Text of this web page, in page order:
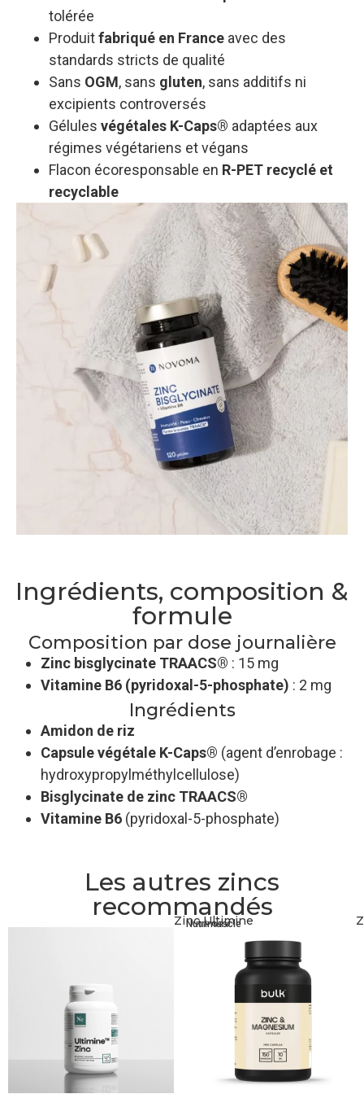
tolérée
Produitfabriqué en France avec des
standards stricts de qualité
Sans OGM, sans gluten, sans additifs ni
excipients controversés
Gélules végétales K-Caps® adaptées aux
régimes végétariens et végans
Flacon écoresponsable en R-PET recyclé et
recyclable
Ingrédients, composition &
formule
Composition par dose journalière
Zinc bisglycinate TRAACS® : 15 mg
Vitamine B6 (pyridoxal-5-phosphate) : 2 mg
Ingrédients
Amidon de riz
Capsule végétale K-Caps® (agent d’enrobage :
hydroxypropylméthylcellulose)
Bisglycinate de zinc TRAACS®
Vitamine B6 (pyridoxal-5-phosphate)
Les autres zincs
recommandés
Zinc Ultimine
Nutrimuscle
16,95€